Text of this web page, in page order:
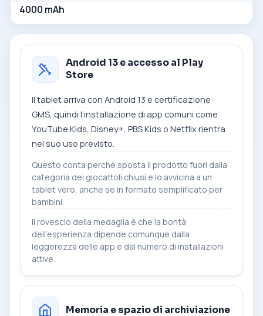
4000 mAh
Android 13 e accesso al Play
Store
Il tablet arriva con Android 13 e certificazione
GMS, quindi l’installazione di app comuni come
YouTube Kids, Disney+, PBS Kids o Netflix rientra
nel suo uso previsto.
Questo conta perché sposta il prodotto fuori dalla
categoria dei giocattoli chiusi e lo avvicina a un
tablet vero, anche se in formato semplificato per
bambini.
Il rovescio della medaglia è che la bontà
dell’esperienza dipende comunque dalla
leggerezza delle app e dal numero di installazioni
attive.
Memoria e spazio di archiviazione